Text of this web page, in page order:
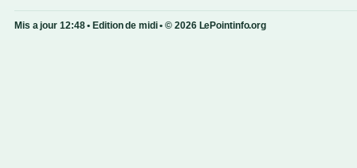
Mis a jour 12:48 • Edition de midi • © 2026 LePointinfo.org